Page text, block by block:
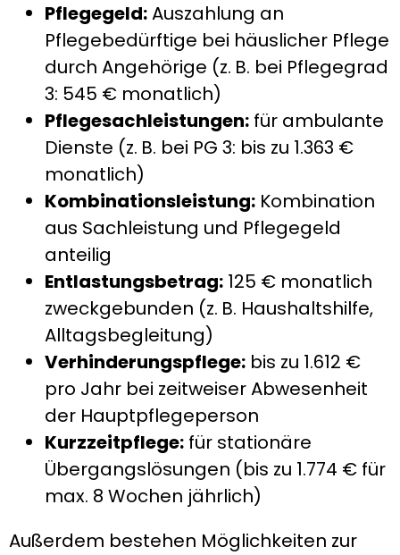
Pflegegeld:Auszahlung an
Pflegebedürftige bei häuslicher Pflege
durch Angehörige (z. B. bei Pflegegrad
3: 545 € monatlich)
Pflegesachleistungen: für ambulante
Dienste (z. B. bei PG 3: bis zu 1.363 €
monatlich)
Kombinationsleistung: Kombination
aus Sachleistung und Pflegegeld
anteilig
Entlastungsbetrag: 125 € monatlich
zweckgebunden (z. B. Haushaltshilfe,
Alltagsbegleitung)
Verhinderungspflege: bis zu 1.612 €
pro Jahr bei zeitweiser Abwesenheit
der Hauptpflegeperson
Kurzzeitpflege: für stationäre
Übergangslösungen (bis zu 1.774 € für
max. 8 Wochen jährlich)
Außerdem bestehen Möglichkeiten zur